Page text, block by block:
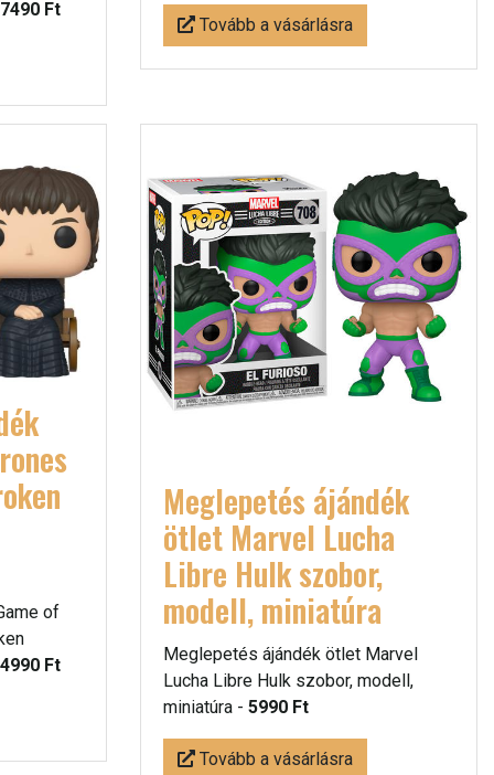
7490 Ft
Tovább a vásárlásra
of
4990 Ft
Meglepetés ájándék
ötlet Marvel Lucha
Libre Hulk szobor,
modell, miniatúra
Meglepetés ájándék ötlet Marvel
Lucha Libre Hulk szobor, modell,
miniatúra - 5990 Ft
Tovább a vásárlásra